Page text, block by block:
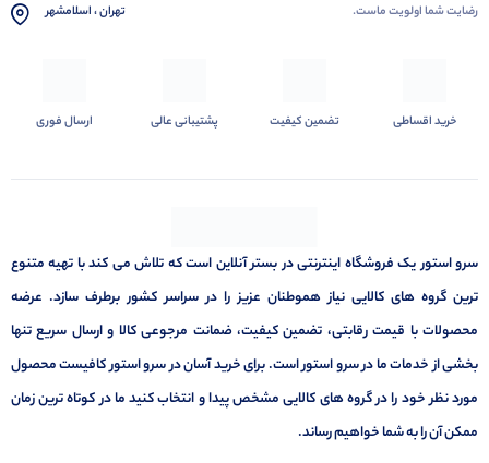
رضایت شما اولویت ماست.
تهران ، اسلامشهر
خرید اقساطی تضمین کیفیت پشتیبانی عالی ارسال فوری
سرو استور یک فروشگاه اینترنتی در بستر آنلاین است که تلاش می کند با تهیه متنوع
ترین گروه های کالایی نیاز هموطنان عزیز را در سراسر کشور برطرف سازد. عرضه
محصولات با قیمت رقابتی، تضمین کیفیت، ضمانت مرجوعی کالا و ارسال سریع تنها
بخشی از خدمات ما در سرو استور است. برای خرید آسان در سرو استور کافیست محصول
مورد نظر خود را در گروه های کالایی مشخص پیدا و انتخاب کنید ما در کوتاه ترین زمان
ممکن آن را به شما خواهیم رساند.